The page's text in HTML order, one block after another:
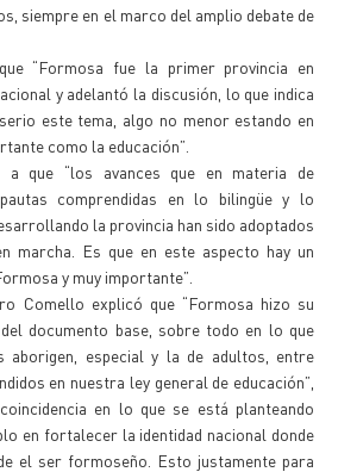
siempre en el marco del amplio debate de
“Formosa fue la primer provincia en
y adelantó la discusión, lo que indica
este tema, algo no menor estando en
como la educación”.
a que “los avances que en materia de
comprendidas en lo bilingüe y lo
la provincia han sido adoptados
marcha. Es que en este aspecto hay un
y muy importante”.
Comello explicó que “Formosa hizo su
documento base, sobre todo en lo que
aborigen, especial y la de adultos, entre
en nuestra ley general de educación”,
en lo que se está planteando
en fortalecer la identidad nacional donde
el ser formoseño. Esto justamente para